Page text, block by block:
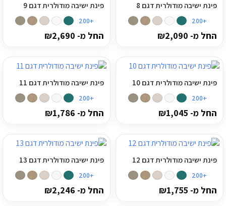
פינת ישיבה מודולרית דגם 8
+200
החל מ- ₪2,090
פינת ישיבה מודולרית דגם 9
+200
החל מ- ₪2,690
פינת ישיבה מודולרית דגם 10
+200
החל מ- ₪1,045
פינת ישיבה מודולרית דגם 11
+200
החל מ- ₪1,786
פינת ישיבה מודולרית דגם 12
+200
החל מ- ₪1,755
פינת ישיבה מודולרית דגם 13
+200
החל מ- ₪2,246